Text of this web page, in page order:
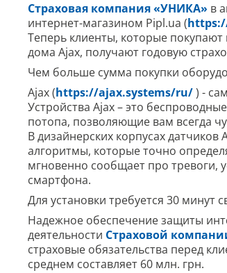
Страховая компания «УНИКА» в
интернет-магазином Pipl.ua (
Теперь клиенты, которые
дома Ajax, получают годовую
Чем больше сумма покупки
Ajax (https://ajax.systems/ru/) -
Устройства Ajax – это
потопа, позволяющие вам всегда
В дизайнерских корпусах
алгоритмы, которые точно
мгновенно сообщает про тревоги,
смартфона.
Для установки требуется 30
Надежное обеспечение защиты
деятельности Страховой
страховые обязательства перед
среднем составляет 60 млн. грн.